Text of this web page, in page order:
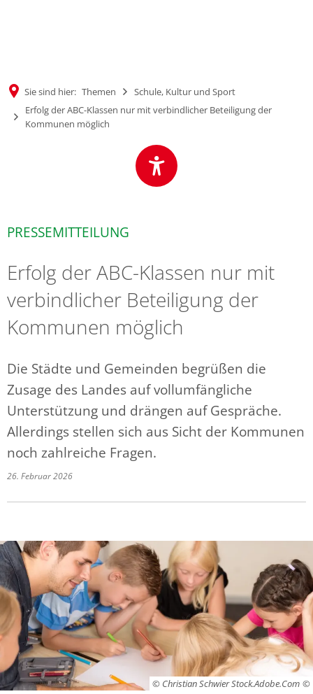
Sie sind hier: Themen
Schule, Kultur und Sport
Erfolg der ABC-Klassen nur mit verbindlicher Beteiligung der
Kommunen möglich
PRESSEMITTEILUNG
Erfolg der ABC-Klassen nur mit
verbindlicher Beteiligung der
Kommunen möglich
Die Städte und Gemeinden begrüßen die
Zusage des Landes auf vollumfängliche
Unterstützung und drängen auf Gespräche.
Allerdings stellen sich aus Sicht der Kommunen
noch zahlreiche Fragen.
26. Februar 2026
© Christian Schwier Stock.Adobe.Com